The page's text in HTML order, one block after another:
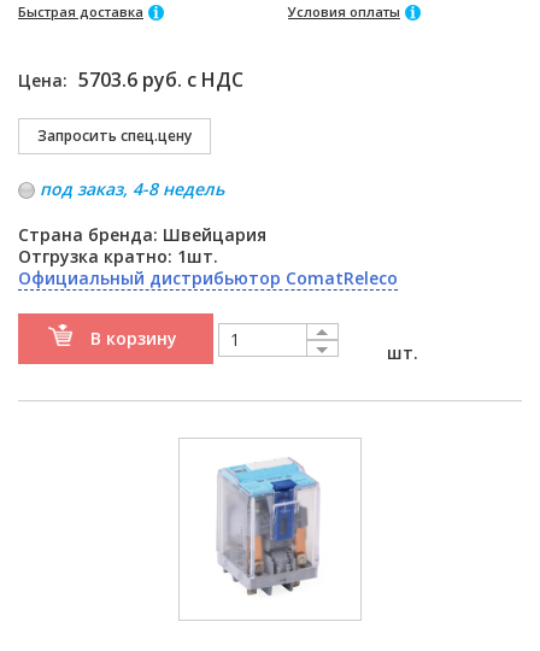
Быстрая доставка Условия оплаты
Цена: 5703.6 руб. с НДС
под заказ, 4-8 недель
Страна бренда: Швейцария
Отгрузка кратно: 1шт.
Официальный дистрибьютор ComatReleco
В корзину
шт.